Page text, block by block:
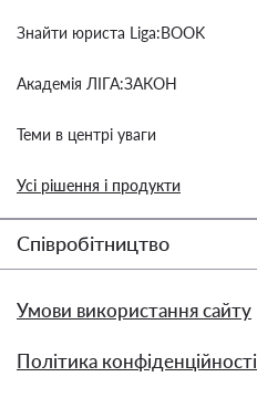
Знайти юриста Liga:BOOK
Академія ЛІГА:ЗАКОН
Теми в центрі уваги
Усі рішення і продукти
Співробітництво
Умови використання сайту
Політика конфіденційності